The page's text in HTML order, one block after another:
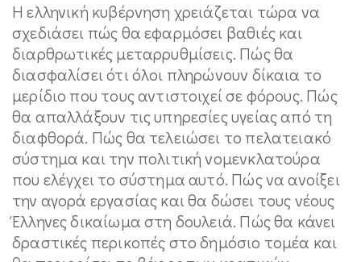
Η ελληνική κυβέρνηση χρειάζεται τώρα να
σχεδιάσει πώς θα εφαρμόσει βαθιές και
διαρθρωτικές μεταρρυθμίσεις. Πώς θα
διασφαλίσει ότι όλοι πληρώνουν δίκαια το
μερίδιο που τους αντιστοιχεί σε φόρους. Πώς
θα απαλλάξουν τις υπηρεσίες υγείας από τη
διαφθορά. Πώς θα τελειώσει το πελατειακό
σύστημα και την πολιτική νομενκλατούρα
που ελέγχει το σύστημα αυτό. Πώς να ανοίξει
την αγορά εργασίας και θα δώσει τους νέους
Έλληνες δικαίωμα στη δουλειά. Πώς θα κάνει
δραστικές περικοπές στο δημόσιο τομέα και